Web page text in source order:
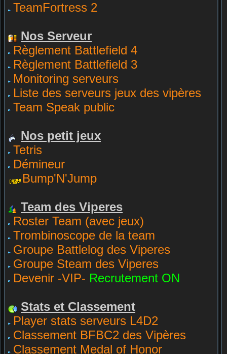
TeamFortress 2
Nos Serveur
Règlement Battlefield 4
Règlement Battlefield 3
Monitoring serveurs
Liste des serveurs jeux des vipères
Team Speak public
Nos petit jeux
Tetris
Démineur
Bump'N'Jump
Team des Viperes
Roster Team (avec jeux)
Trombinoscope de la team
Groupe Battlelog des Viperes
Groupe Steam des Viperes
Devenir -VIP- Recrutement ON
Stats et Classement
Player stats serveurs L4D2
Classement BFBC2 des Vipères
Classement Medal of Honor